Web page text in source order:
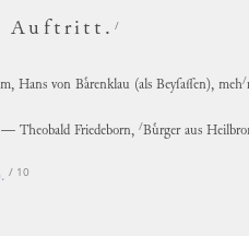
Auftritt. /
Hans von Baͤrenklau (als Beyſaſſen), meh/
— Theobald Friedeborn, /Buͤrger aus
/ 10